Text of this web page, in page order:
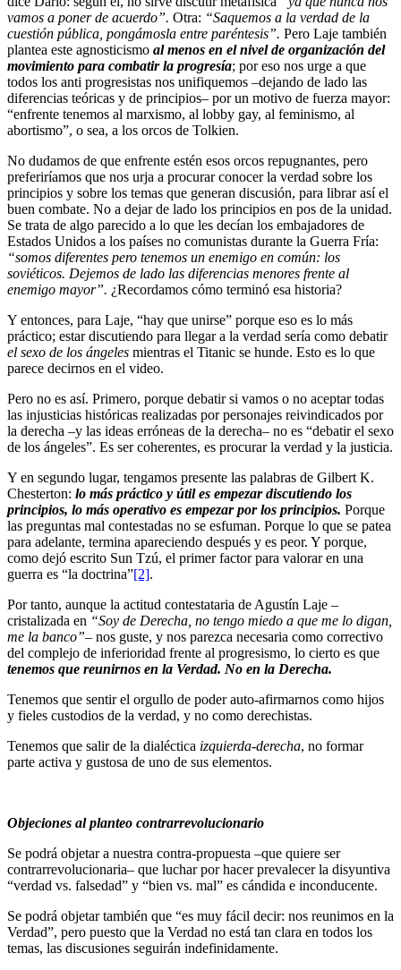
vamos a poner de acuerdo”. Otra: “Saquemos a la verdad de la
cuestión pública, pongámosla entre paréntesis”. Pero Laje también
plantea este agnosticismo al menos en el nivel de organización del
movimiento para combatir la progresía; por eso nos urge a que
todos los anti progresistas nos unifiquemos –dejando de lado las
diferencias teóricas y de principios– por un motivo de fuerza mayor:
“enfrente tenemos al marxismo, al lobby gay, al feminismo, al
abortismo”, o sea, a los orcos de Tolkien.
No dudamos de que enfrente estén esos orcos repugnantes, pero
preferiríamos que nos urja a procurar conocer la verdad sobre los
principios y sobre los temas que generan discusión, para librar así el
buen combate. No a dejar de lado los principios en pos de la unidad.
Se trata de algo parecido a lo que les decían los embajadores de
Estados Unidos a los países no comunistas durante la Guerra Fría:
“somos diferentes pero tenemos un enemigo en común: los
soviéticos. Dejemos de lado las diferencias menores frente al
enemigo mayor”. ¿Recordamos cómo terminó esa historia?
Y entonces, para Laje, “hay que unirse” porque eso es lo más
práctico; estar discutiendo para llegar a la verdad sería como debatir
el sexo de los ángeles mientras el Titanic se hunde. Esto es lo que
parece decirnos en el video.
Pero no es así. Primero, porque debatir si vamos o no aceptar todas
las injusticias históricas realizadas por personajes reivindicados por
la derecha –y las ideas erróneas de la derecha– no es “debatir el sexo
de los ángeles”. Es ser coherentes, es procurar la verdad y la justicia.
Y en segundo lugar, tengamos presente las palabras de Gilbert K.
Chesterton: lo más práctico y útil es empezar discutiendo los
principios, lo más operativo es empezar por los principios. Porque
las preguntas mal contestadas no se esfuman. Porque lo que se patea
para adelante, termina apareciendo después y es peor. Y porque,
como dejó escrito Sun Tzú, el primer factor para valorar en una
guerra es “la doctrina”[2].
Por tanto, aunque la actitud contestataria de Agustín Laje –
cristalizada en “Soy de Derecha, no tengo miedo a que me lo digan,
me la banco”– nos guste, y nos parezca necesaria como correctivo
del complejo de inferioridad frente al progresismo, lo cierto es que
tenemos que reunirnos en la Verdad. No en la Derecha.
Tenemos que sentir el orgullo de poder auto-afirmarnos como hijos
y fieles custodios de la verdad, y no como derechistas.
Tenemos que salir de la dialéctica izquierda-derecha, no formar
parte activa y gustosa de uno de sus elementos.
Objeciones al planteo contrarrevolucionario
Se podrá objetar a nuestra contra-propuesta –que quiere ser
contrarrevolucionaria– que luchar por hacer prevalecer la disyuntiva
“verdad vs. falsedad” y “bien vs. mal” es cándida e inconducente.
Se podrá objetar también que “es muy fácil decir: nos reunimos en la
Verdad”, pero puesto que la Verdad no está tan clara en todos los
temas, las discusiones seguirán indefinidamente.